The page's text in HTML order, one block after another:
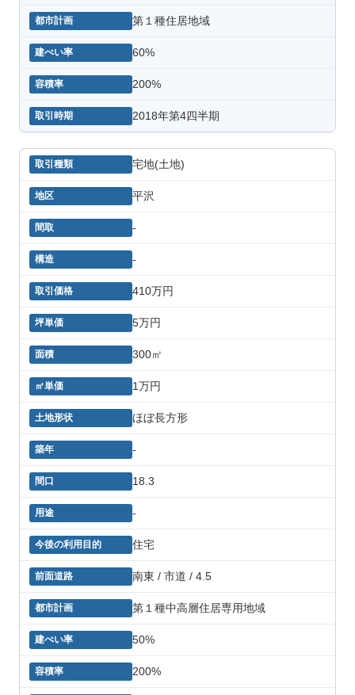
第１種住居地域
60%
200%
2018年第4四半期
宅地(土地)
平沢
-
-
410万円
5万円
300㎡
1万円
ほぼ長方形
-
18.3
-
住宅
南東 / 市道 / 4.5
第１種中高層住居専用地域
50%
200%